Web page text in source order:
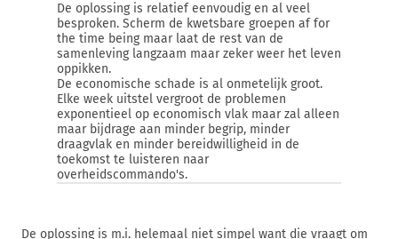
De oplossing is relatief eenvoudig en al veel
besproken. Scherm de kwetsbare groepen af for
the time being maar laat de rest van de
samenleving langzaam maar zeker weer het leven
oppikken.
De economische schade is al onmetelijk groot.
Elke week uitstel vergroot de problemen
exponentieel op economisch vlak maar zal alleen
maar bijdrage aan minder begrip, minder
draagvlak en minder bereidwilligheid in de
toekomst te luisteren naar
overheidscommando's.
De oplossing is m.i. helemaal niet simpel want die vraagt om